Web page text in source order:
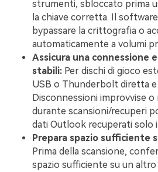
strumenti, sbloccato prima
la chiave corretta. Il
bypassare la crittografia o
automaticamente a volumi
Assicura una connessione
stabili: Per dischi di gioco
USB o Thunderbolt diretta e
Disconnessioni improvvise
durante scansioni/recuperi
dati Outlook recuperati solo
Prepara spazio sufficiente
Prima della scansione,
spazio sufficiente su un